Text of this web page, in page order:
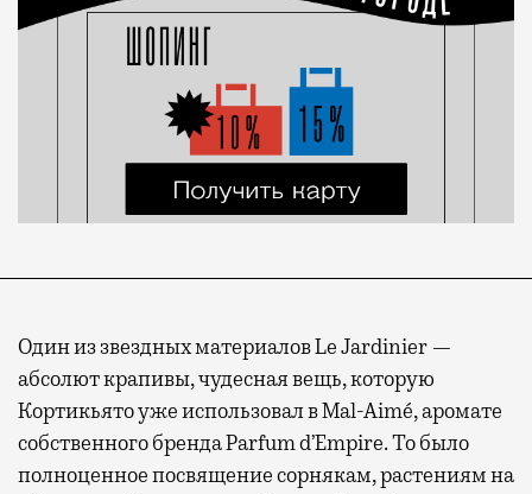
Один из звездных материалов Le Jardinier —
абсолют крапивы, чудесная вещь, которую
Кортикьято уже использовал в Mal-Aimé, аромате
собственного бренда Parfum d’Empire. То было
полноценное посвящение сорнякам, растениям на